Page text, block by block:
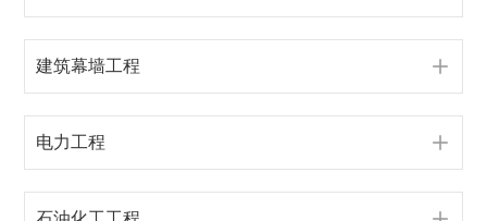
建筑幕墙工程
电力工程